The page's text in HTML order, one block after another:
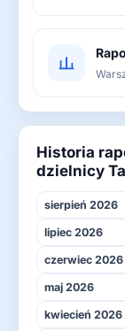
Historia
dzielnicy
sierpień 2026
lipiec 2026
czerwiec 2026
maj 2026
kwiecień 2026